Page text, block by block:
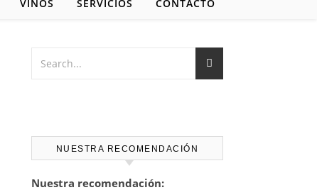
VINOS SERVICIOS CONTACTO
NUESTRA RECOMENDACIÓN
Nuestra recomendación: